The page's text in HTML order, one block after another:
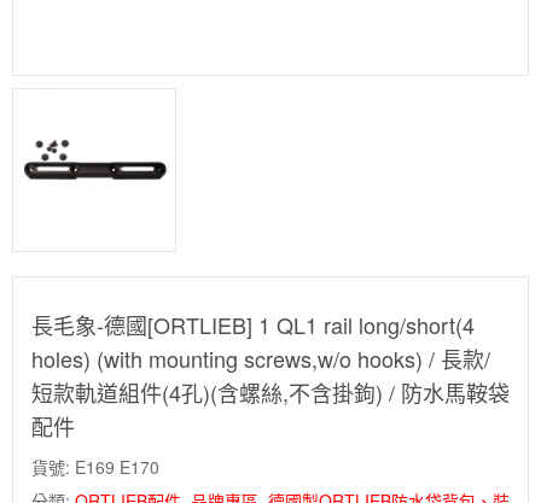
長毛象-德國[ORTLIEB] 1 QL1 rail long/short(4
holes) (with mounting screws,w/o hooks) / 長款/
短款軌道組件(4孔)(含螺絲,不含掛鉤) / 防水馬鞍袋
配件
貨號: E169 E170